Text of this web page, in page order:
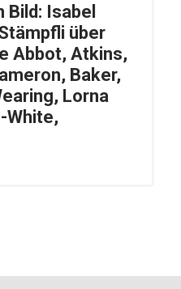
Isabel
über
Abbot, Atkins,
Baker,
Lorna
White,